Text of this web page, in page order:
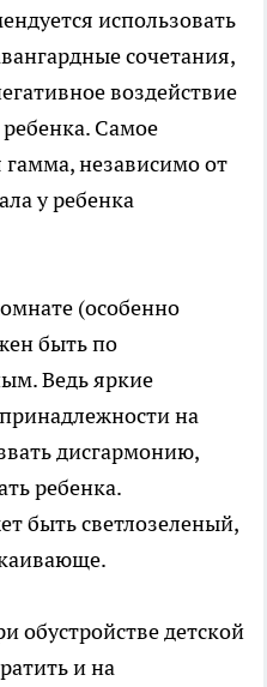
использовать
сочетания,
воздействие
Самое
гамма, независимо от
у ребенка
(особенно
быть по
Ведь яркие
на
дисгармонию,
ребенка.
быть светлозеленый,
обустройстве детской
и на